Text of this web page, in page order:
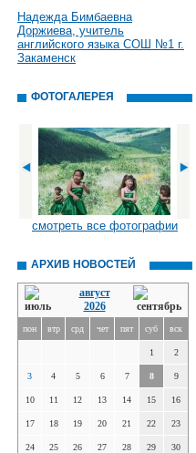
Надежда Бимбаевна
Доржиева, учитель
английского языка СОШ №1 г.
Закаменск
ФОТОГАЛЕРЕЯ
смотреть все фотографии
АРХИВ НОВОСТЕЙ
август
2026
пон втр срд чет пят суб вск
1 2
3 4 5 6 7 8 9
10 11 12 13 14 15 16
17 18 19 20 21 22 23
24 25 26 27 28 29 30